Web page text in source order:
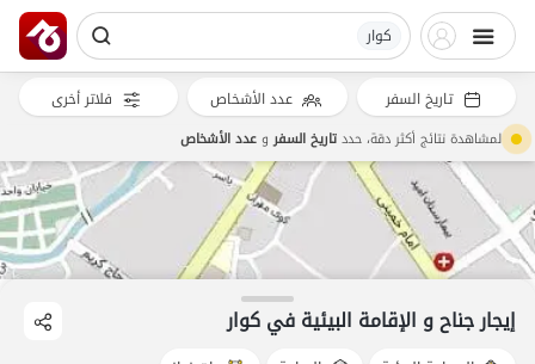
کوار
إيجار جناح و الإقامة البيئية في کوار
تاريخ السفر عدد الأشخاص فلاتر أخرى
لمشاهدة نتائج أكثر دقة، حددتاريخ السفروعدد الأشخاص